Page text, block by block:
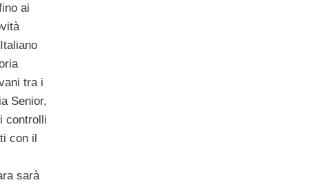
ai
tra i
Senior,
controlli
con il
sarà